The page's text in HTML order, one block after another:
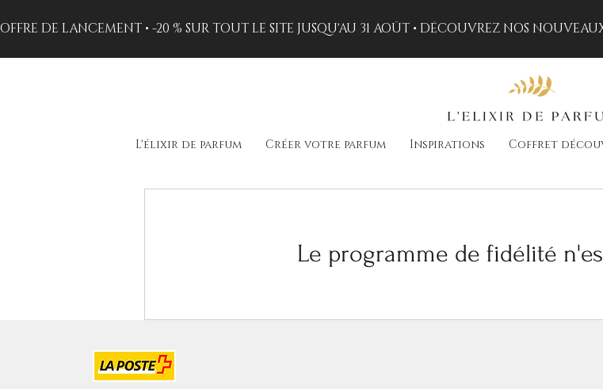
OFFRE DE LANCEMENT • -20 % SUR TOUT LE SITE JUSQU'AU 31 AOÛT • DÉCOUVREZ NOS
L'élixir de parfum Créer votre parfum Inspirations Coffret
Le programme de fidélité